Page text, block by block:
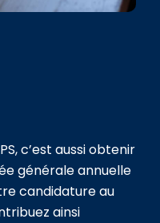
c’est aussi obtenir
générale annuelle
candidature au
ainsi